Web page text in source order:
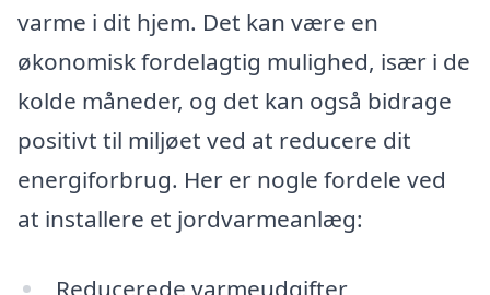
varme i dit hjem. Det kan være en
økonomisk fordelagtig mulighed, især i de
kolde måneder, og det kan også bidrage
positivt til miljøet ved at reducere dit
energiforbrug. Her er nogle fordele ved
at installere et jordvarmeanlæg:
Reducerede varmeudgifter